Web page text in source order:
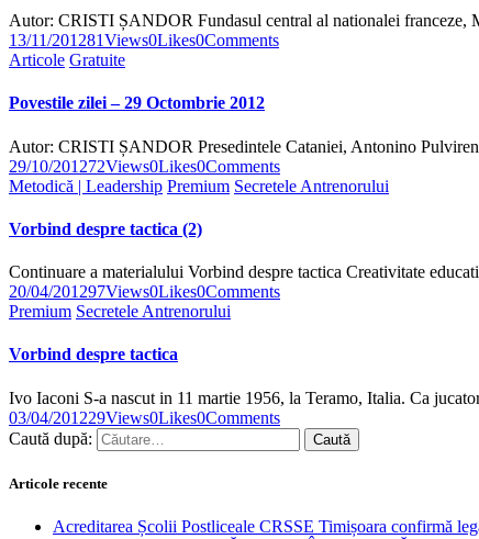
Autor: CRISTI ȘANDOR Fundasul central al nationalei
13/11/201281Views0Likes0Comments
Articole Gratuite
Povestile zilei – 29 Octombrie 2012
Autor: CRISTI ȘANDOR Presedintele Cataniei, Antonino
29/10/201272Views0Likes0Comments
Metodică | Leadership Premium Secretele Antrenorului
Vorbind despre tactica (2)
Continuare a materialului Vorbind despre tactica Creativitate
20/04/201297Views0Likes0Comments
Premium Secretele Antrenorului
Vorbind despre tactica
Ivo Iaconi S-a nascut in 11 martie 1956, la Teramo, Italia. Ca
03/04/201229Views0Likes0Comments
Caută după:
Articole recente
Acreditarea Școlii Postliceale CRSSE Timișoara confirmă